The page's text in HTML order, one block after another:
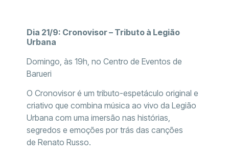
Dia 21/9: Cronovisor – Tributo à Legião
Urbana
Domingo, às 19h, no Centro de Eventos de
Barueri
O Cronovisor é um tributo-espetáculo original e
criativo que combina música ao vivo da Legião
Urbana com uma imersão nas histórias,
segredos e emoções por trás das canções
de Renato Russo.